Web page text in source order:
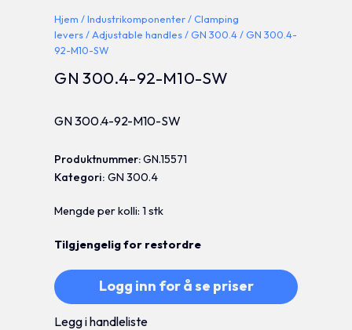
Hjem /Industrikomponenter/Clamping
levers/ Adjustable handles/GN 300.4/ GN 300.4-
92-M10-SW
GN 300.4-92-M10-SW
GN 300.4-92-M10-SW
Produktnummer:GN.15571
Kategori:GN 300.4
Mengde per kolli: 1 stk
Tilgjengelig for restordre
Logg inn for å se priser
Legg i handleliste